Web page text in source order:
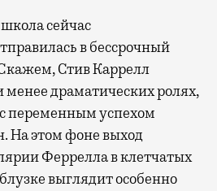
сейчас
в бессрочный
Скажем, Стив Каррелл
менее драматических ролях,
переменным успехом
На этом фоне выход
Феррелла в клетчатых
выглядит особенно